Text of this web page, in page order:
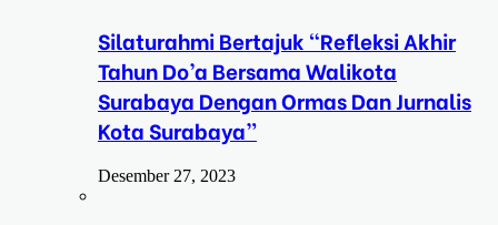
Silaturahmi Bertajuk “Refleksi Akhir
Tahun Do’a Bersama Walikota
Surabaya Dengan Ormas Dan Jurnalis
Kota Surabaya”
Desember 27, 2023